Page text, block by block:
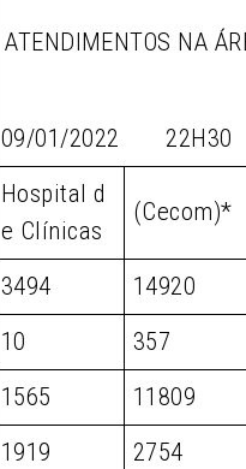
ATENDIMENTOS NA
09/01/2022 22H30
Hospital d
e Clínicas
(Cecom)*
3494 14920
10 357
1565 11809
1919 2754